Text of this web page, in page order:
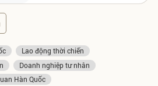
Lao động thời chiến
Doanh nghiệp tư nhân
Hàn Quốc